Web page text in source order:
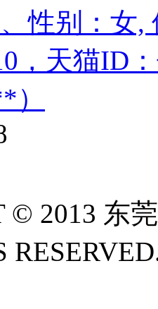
性别：女,
，天猫ID
© 2013 东